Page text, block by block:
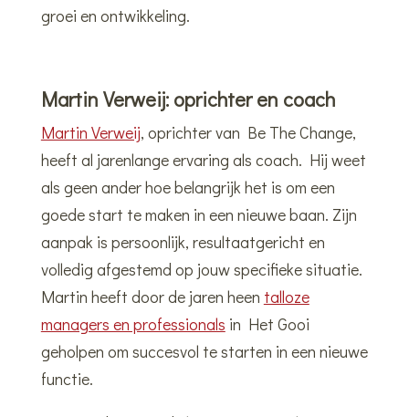
groei en ontwikkeling.
Martin Verweij: oprichter en coach
Martin Verweij, oprichter van Be The Change,
heeft al jarenlange ervaring als coach. Hij weet
als geen ander hoe belangrijk het is om een
goede start te maken in een nieuwe baan. Zijn
aanpak is persoonlijk, resultaatgericht en
volledig afgestemd op jouw specifieke situatie.
Martin heeft door de jaren heen talloze
managers en professionals in Het Gooi
geholpen om succesvol te starten in een nieuwe
functie.